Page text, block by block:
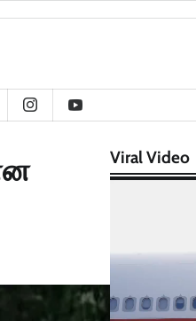
Viral Video